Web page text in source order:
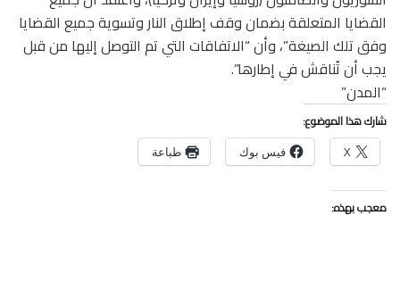
القضايا المتعلقة بضمان وقف إطلاق النار وتسوية جميع القضايا
وفق تلك الصيغة”، وأن “الاتفاقات التي تم التوصل إليها من قبل
يجب أن تُناقش في إطارها”.
“المدن”
شارك هذا الموضوع:
X فيس بوك طباعة
معجب بهذه: